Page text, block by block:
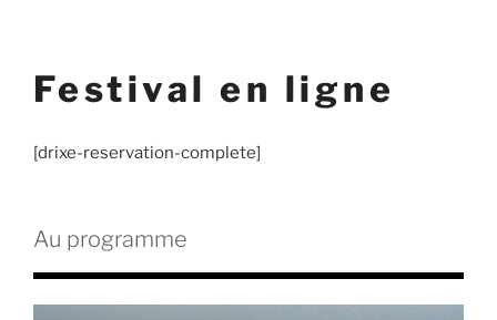
Festival en ligne
[drixe-reservation-complete]
Au programme